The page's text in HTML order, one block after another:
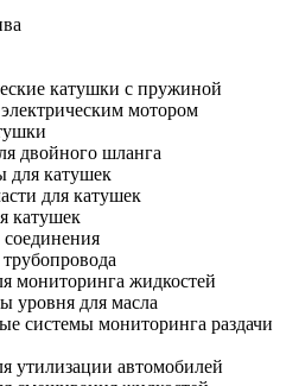
катушки с пружиной
мотором
двойного шланга
для катушек
для катушек
катушек
мониторинга жидкостей
уровня для масла
системы мониторинга раздачи
утилизации автомобилей